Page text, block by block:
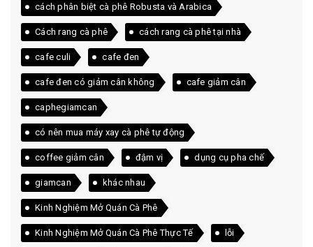
cách phân biệt cà phê Robusta và Arabica
Cách rang cà phê cách rang cà phê tại nhà
cafe culi cafe đen
cafe đen có giảm cân không cafe giảm cân
caphegiamcan
có nên mua máy xay cà phê tự động
coffee giảm cân đậm vị dụng cụ pha chế
giamcan khác nhau
Kinh Nghiệm Mở Quán Cà Phê
Kinh Nghiệm Mở Quán Cà Phê Thực Tế lỗi